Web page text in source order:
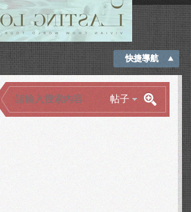
快捷導航
帖子